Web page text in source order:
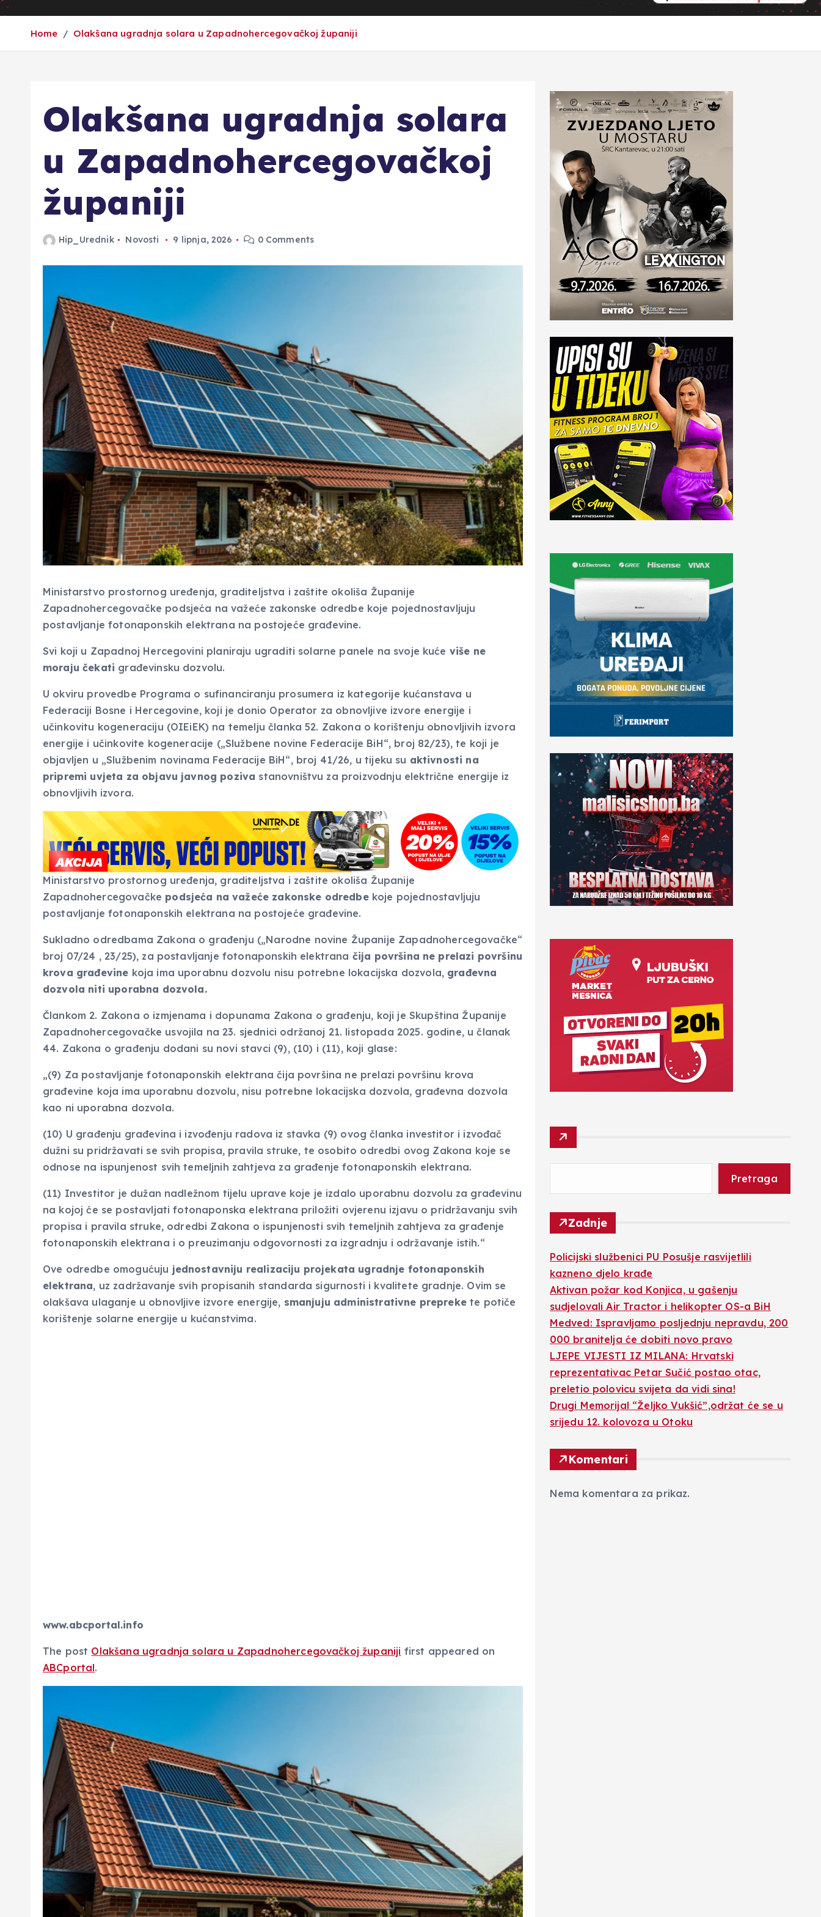
Home Olakšana ugradnja solara u Zapadnohercegovačkoj županiji
Olakšana ugradnja solara
u Zapadnohercegovačkoj
županiji
Hip_Urednik Novosti 9 lipnja, 2026 0 Comments
Ministarstvo prostornog uređenja, graditeljstva i zaštite okoliša Županije
Zapadnohercegovačke podsjeća na važeće zakonske odredbe koje pojednostavljuju
postavljanje fotonaponskih elektrana na postojeće građevine.
Svi koji u Zapadnoj Hercegovini planiraju ugraditi solarne panele na svoje kuće više ne
moraju čekati građevinsku dozvolu.
U okviru provedbe Programa o sufinanciranju prosumera iz kategorije kućanstava u
Federaciji Bosne i Hercegovine, koji je donio Operator za obnovljive izvore energije i
učinkovitu kogeneraciju (OIEiEK) na temelju članka 52. Zakona o korištenju obnovljivih izvora
energije i učinkovite kogeneracije („Službene novine Federacije BiH“, broj 82/23), te koji je
objavljen u „Službenim novinama Federacije BiH“, broj 41/26, u tijeku su aktivnosti na
pripremi uvjeta za objavu javnog poziva stanovništvu za proizvodnju električne energije iz
obnovljivih izvora.
Ministarstvo prostornog uređenja, graditeljstva i zaštite okoliša Županije
Zapadnohercegovačke podsjeća na važeće zakonske odredbe koje pojednostavljuju
postavljanje fotonaponskih elektrana na postojeće građevine.
Sukladno odredbama Zakona o građenju („Narodne novine Županije Zapadnohercegovačke“
broj 07/24 , 23/25), za postavljanje fotonaponskih elektrana čija površina ne prelazi površinu
krova građevine koja ima uporabnu dozvolu nisu potrebne lokacijska dozvola, građevna
dozvola niti uporabna dozvola.
Člankom 2. Zakona o izmjenama i dopunama Zakona o građenju, koji je Skupština Županije
Zapadnohercegovačke usvojila na 23. sjednici održanoj 21. listopada 2025. godine, u članak
44. Zakona o građenju dodani su novi stavci (9), (10) i (11), koji glase:
„(9) Za postavljanje fotonaponskih elektrana čija površina ne prelazi površinu krova
građevine koja ima uporabnu dozvolu, nisu potrebne lokacijska dozvola, građevna dozvola
kao ni uporabna dozvola.
(10) U građenju građevina i izvođenju radova iz stavka (9) ovog članka investitor i izvođač
dužni su pridržavati se svih propisa, pravila struke, te osobito odredbi ovog Zakona koje se
odnose na ispunjenost svih temeljnih zahtjeva za građenje fotonaponskih elektrana.
(11) Investitor je dužan nadležnom tijelu uprave koje je izdalo uporabnu dozvolu za građevinu
na kojoj će se postavljati fotonaponska elektrana priložiti ovjerenu izjavu o pridržavanju svih
propisa i pravila struke, odredbi Zakona o ispunjenosti svih temeljnih zahtjeva za građenje
fotonaponskih elektrana i o preuzimanju odgovornosti za izgradnju i održavanje istih.“
Ove odredbe omogućuju jednostavniju realizaciju projekata ugradnje fotonaponskih
elektrana, uz zadržavanje svih propisanih standarda sigurnosti i kvalitete gradnje. Ovim se
olakšava ulaganje u obnovljive izvore energije, smanjuju administrativne preprekete potiče
korištenje solarne energije u kućanstvima.
www.abcportal.info
The post Olakšana ugradnja solara u Zapadnohercegovačkoj županiji first appeared on
ABCportal.
Pretraga
Zadnje
Policijski službenici PU Posušje rasvijetlili
kazneno djelo krađe
Aktivan požar kod Konjica, u gašenju
sudjelovali Air Tractor i helikopter OS-a BiH
Medved: Ispravljamo posljednju nepravdu, 200
000 branitelja će dobiti novo pravo
LJEPE VIJESTI IZ MILANA: Hrvatski
reprezentativac Petar Sučić postao otac,
preletio polovicu svijeta da vidi sina!
Drugi Memorijal “Željko Vukšić”,održat će se u
srijedu 12. kolovoza u Otoku
Komentari
Nema komentara za prikaz.